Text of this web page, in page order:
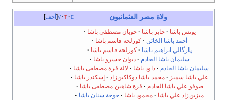
أخف v t e ولاة مصر العثمانيون
يونس باشا خاير باشا
جوبان مصطفى باشا
أحمد باشا الخائن
كوزلجه قاسم باشا
پارگالي ابراهيم باشا
كوزلجه قاسم باشا
سليمان باشا الخادم
ديوان خسرو باشا
سليمان باشا الخادم
داود باشا
لالة قرة مصطفى باشا
علي باشا سميز
محمد باشا دوكاكين‌زاد
إسكندر باشا
صوفو علي باشا الخادم
قرة شاهين مصطفى باشا
ميزين‌زاد علي باشا
محمود باشا
خوجة سنان باشا